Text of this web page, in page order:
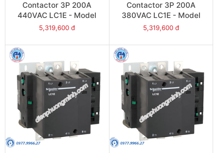
Contactor 3P 200A
440VAC LC1E - Model
LC1E200R6
5,319,600 đ
Contactor 3P 200A
380VAC LC1E - Model
LC1E200Q6
5,319,600 đ